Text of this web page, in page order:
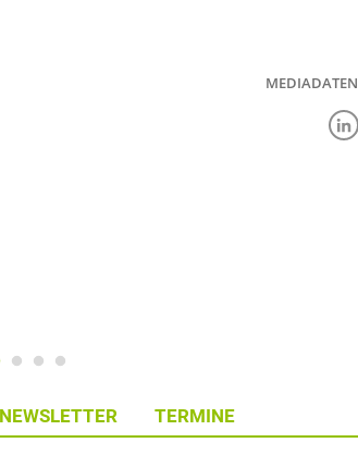
MEDIADATEN
NEWSLETTER TERMINE